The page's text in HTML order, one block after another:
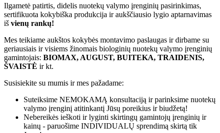
Ilgametė patirtis, didelis nuotekų valymo įrenginių pasirinkimas,
sertifikuota kokybiška produkcija ir aukščiausio lygio aptarnavimas
iš vienų rankų!
Mes teikiame aukštos kokybės montavimo paslaugas ir dirbame su
geriausiais ir visiems žinomais biologinių nuotekų valymo įrenginių
gamintojais: BIOMAX, AUGUST, BUITEKA, TRAIDENIS,
ŠVAISTĖ ir kt.
Susisiekite su mumis ir mes pažadame:
Suteiksime NEMOKAMĄ konsultaciją ir parinksime nuotekų
valymo įrenginį atitinkantį Jūsų poreikius ir biudžetą!
Nebereikės ieškoti ir lyginti skirtingų gamintojų įrenginių ir
kainų - paruošime INDIVIDUALŲ sprendimą skirtą tik